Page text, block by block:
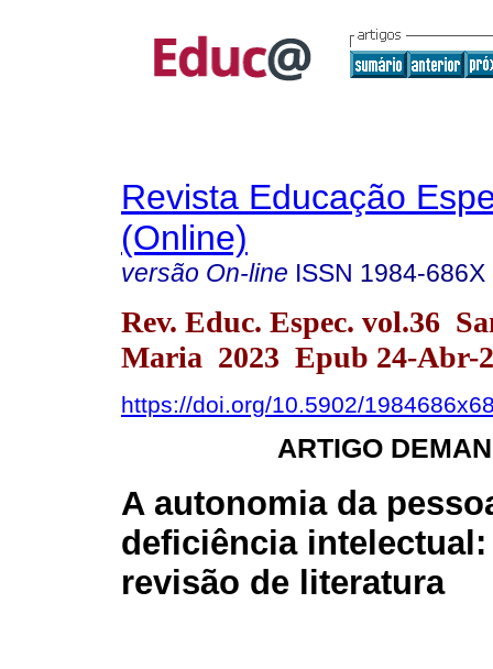
Revista Educação
(Online)
versão On-line ISSN 1984-686X
Rev. Educ. Espec. vol.36
Maria 2023 Epub 24-Abr-
https://doi.org/10.5902/
ARTIGO
A autonomia da
deficiência
revisão de literatura